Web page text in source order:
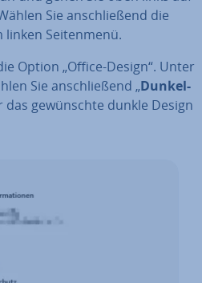
Sie an­schlie­ßend die
linken Sei­ten­me­nü.
Option „Office-Design“. Unter
Sie an­schlie­ßend „Dun­kel­
das ge­wünsch­te dunkle Design